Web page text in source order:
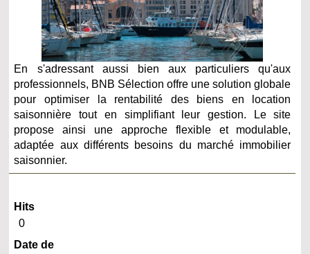
En s'adressant aussi bien aux particuliers qu'aux
professionnels, BNB Sélection offre une solution globale
pour optimiser la rentabilité des biens en location
saisonnière tout en simplifiant leur gestion. Le site
propose ainsi une approche flexible et modulable,
adaptée aux différents besoins du marché immobilier
saisonnier.
Hits
0
Date de